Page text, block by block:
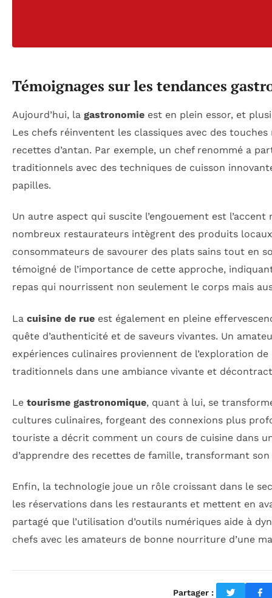
Témoignages sur les tendances
Aujourd’hui, la gastronomie est en plein essor, et
Les chefs réinventent les classiques avec des
recettes d’antan. Par exemple, un chef renommé a
traditionnels avec des techniques de cuisson
papilles.
Un autre aspect qui suscite l’engouement est
nombreux restaurateurs intègrent des produits
consommateurs de savourer des plats sains tout en
témoigné de l’importance de cette approche,
repas qui nourrissent non seulement le corps mais
La cuisine de rue est également en pleine
quête d’authenticité et de saveurs vivantes. Un
expériences culinaires proviennent de l’exploration
traditionnels dans une ambiance vivante et
Le tourisme gastronomique, quant à lui, se
cultures culinaires, forgeant des connexions plus
touriste a décrit comment un cours de cuisine dans
d’apprendre des recettes de famille, transformant
Enfin, la technologie joue un rôle croissant dans le
les réservations dans les restaurants et mettent en
partagé que l’utilisation d’outils numériques aide à
chefs avec les amateurs de bonne nourriture d’une
Partager :